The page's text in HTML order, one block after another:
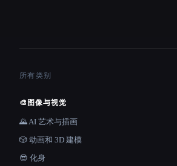
所有类别
🎨 图像与视觉
🌄 AI 艺术与插画
🎲 动画和 3D 建模
😎 化身